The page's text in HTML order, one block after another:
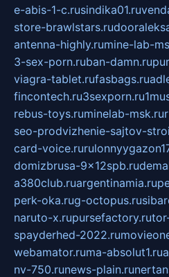
e-abis-1-c.rusindika01.ru
store-brawlstars.ru
antenna-highly.rumine-lab-
3-sex-porn.ruban-damn.ru
viagra-tablet.rufasbags.ru
fincontech.ru3sexporn.ru
rebus-toys.ruminelab-msk.ru
seo-prodvizhenie-sajtov-
card-voice.ru
domizbrusa-9x12spb.ru
a380club.ruargentinamia.ru
perk-oka.rug-octopus.ru
naruto-x.rupursefactory.ru
spayderhed-2022.ru
webamator.ruma-absolut1.ru
nv-750.runews-plain.ru